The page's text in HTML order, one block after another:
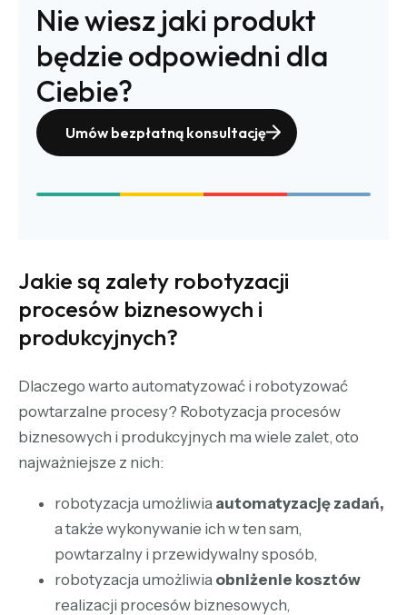
Nie wiesz jaki produkt
będzie odpowiedni dla
Ciebie?
Umów bezpłatną konsultację
Jakie są zalety robotyzacji
procesów biznesowych i
produkcyjnych?
Dlaczego warto automatyzować i robotyzować
powtarzalne procesy? Robotyzacja procesów
biznesowych i produkcyjnych ma wiele zalet, oto
najważniejsze z nich:
robotyzacja umożliwia automatyzację zadań,
a także wykonywanie ich w ten sam,
powtarzalny i przewidywalny sposób,
robotyzacja umożliwia obniżenie kosztów
realizacji procesów biznesowych,